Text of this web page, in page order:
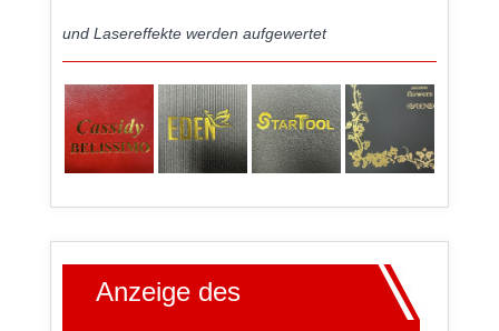
und Lasereffekte werden aufgewertet
Anzeige des